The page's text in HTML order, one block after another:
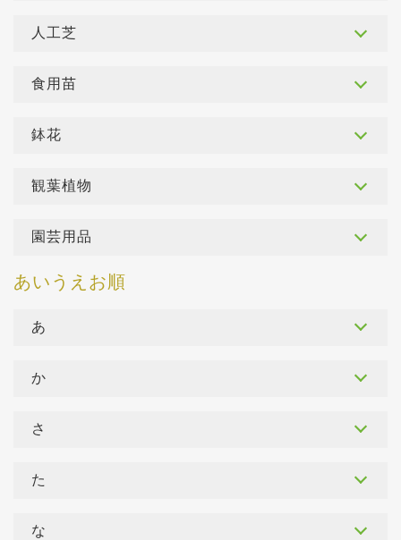
人工芝
食用苗
鉢花
観葉植物
園芸用品
あ
か
さ
た
な